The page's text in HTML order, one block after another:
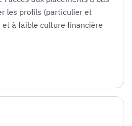
les profils (particulier et
à faible culture financière